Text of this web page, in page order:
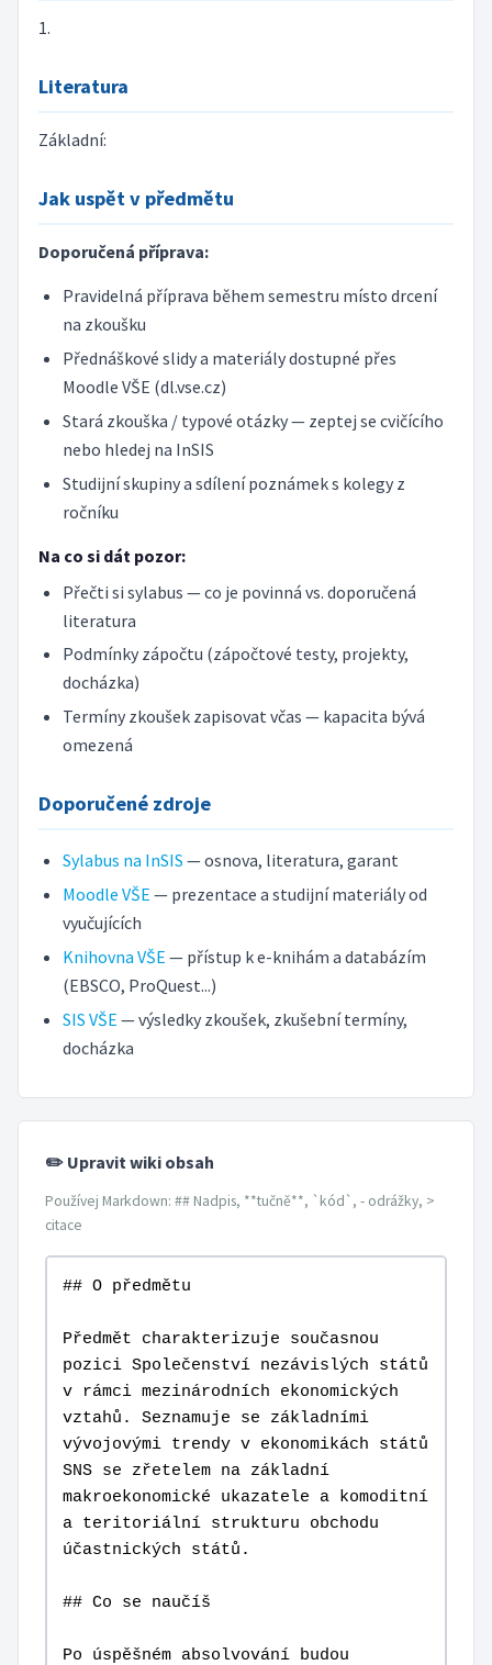
1.
Literatura
Základní:
Jak uspět v předmětu
Doporučená příprava:
Pravidelná příprava během semestru místo drcení
na zkoušku
Přednáškové slidy a materiály dostupné přes
Moodle VŠE (dl.vse.cz)
Stará zkouška / typové otázky — zeptej se cvičícího
nebo hledej na InSIS
Studijní skupiny a sdílení poznámek s kolegy z
ročníku
Na co si dát pozor:
Přečti si sylabus — co je povinná vs. doporučená
literatura
Podmínky zápočtu (zápočtové testy, projekty,
docházka)
Termíny zkoušek zapisovat včas — kapacita bývá
omezená
Doporučené zdroje
Sylabus na InSIS — osnova, literatura, garant
Moodle VŠE — prezentace a studijní materiály od
vyučujících
Knihovna VŠE — přístup k e-knihám a databázím
(EBSCO, ProQuest...)
SIS VŠE — výsledky zkoušek, zkušební termíny,
docházka
✏️ Upravit wiki obsah
Používej Markdown: ## Nadpis, **tučně**, `kód`, - odrážky, >
citace